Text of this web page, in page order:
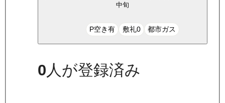
中旬
P空き有 敷礼0 都市ガス
0人が登録済み